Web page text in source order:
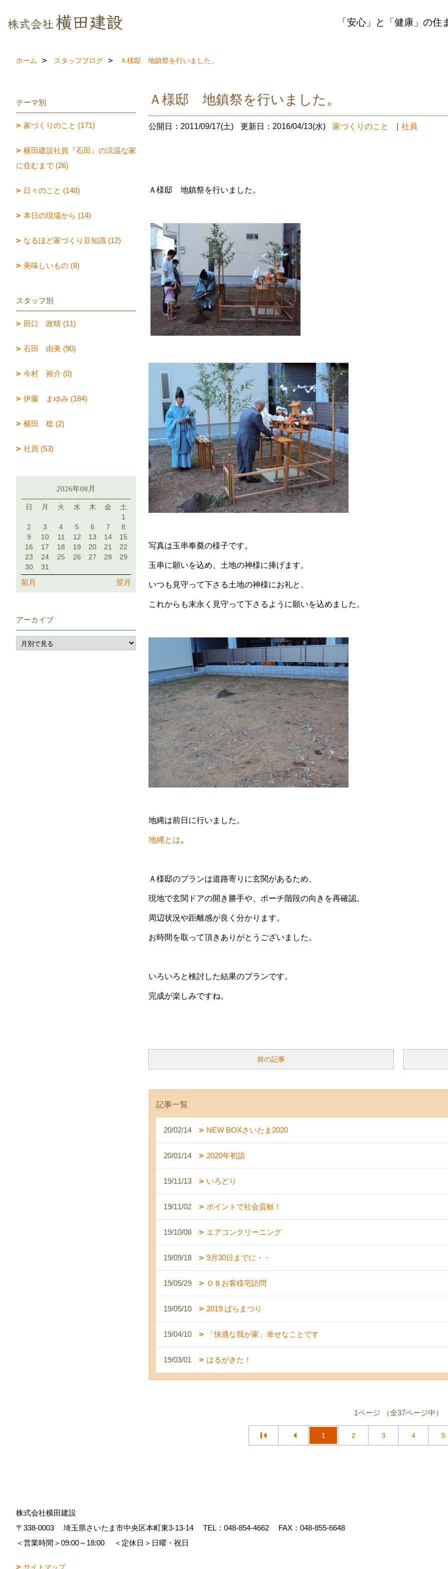
「安心」と「健康」の住
ホーム スタッフブログ Ａ様邸 地鎮祭を行いました。
Ａ様邸 地鎮祭を行いました。
公開日：2011/09/17(土) 更新日：2016/04/13(水) 家づくりのこと 社員
Ａ様邸 地鎮祭を行いました。
写真は玉串奉奠の様子です。
玉串に願いを込め、土地の神様に捧げます。
いつも見守って下さる土地の神様にお礼と、
これからも末永く見守って下さるように願いを込めました。
地縄は前日に行いました。
地縄とは。
Ａ様邸のプランは道路寄りに玄関があるため、
現地で玄関ドアの開き勝手や、ポーチ階段の向きを再確認。
周辺状況や距離感が良く分かります。
お時間を取って頂きありがとうございました。
いろいろと検討した結果のプランです。
完成が楽しみですね。
前の記事
記事一覧
20/02/14 NEW BOXさいたま2020
20/01/14 2020年初詣
19/11/13 いろどり
19/11/02 ポイントで社会貢献！
19/10/08 エアコンクリーニング
19/09/18 9月30日までに・・
19/05/29 ＯＢお客様宅訪問
19/05/10 2019 ばらまつり
19/04/10 「快適な我が家」幸せなことです
19/03/01 はるがきた！
1ページ （全37ページ中）
1 2 3 4 5
テーマ別
家づくりのこと (171)
横田建設社員『石田』の涼温な家
に住むまで (26)
日々のこと (148)
本日の現場から (14)
なるほど家づくり豆知識 (12)
美味しいもの (8)
スタッフ別
田口 政晴 (11)
石田 由美 (90)
今村 裕介 (0)
伊藤 まゆみ (184)
横田 稔 (2)
社員 (53)
2026年08月
日 月 火 水 木 金
土
1
2
3 4 5 6 7
8
9
10 11 12 13 14
15
16
17 18 19 20 21
22
23
24 25 26 27 28
29
30
31
前月 翌月
アーカイブ
株式会社横田建設
〒338-0003
埼玉県さいたま市中央区本町東3-13-14 TEL： 048-854-4662
FAX：048-855-6648
＜営業時間＞09:00～18:00
＜定休日＞日曜・祝日
サイトマップ